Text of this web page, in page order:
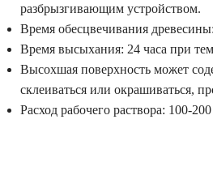
разбрызгивающим устройством.
Время обесцвечивания
Время высыхания: 24 часа при
Высохшая поверхность может
склеиваться или окрашиваться,
Расход рабочего раствора: 100-